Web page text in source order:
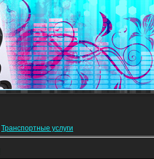
Транспортные услуги